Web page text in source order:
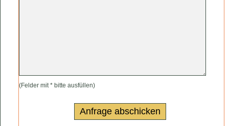
(Felder mit * bitte ausfüllen)